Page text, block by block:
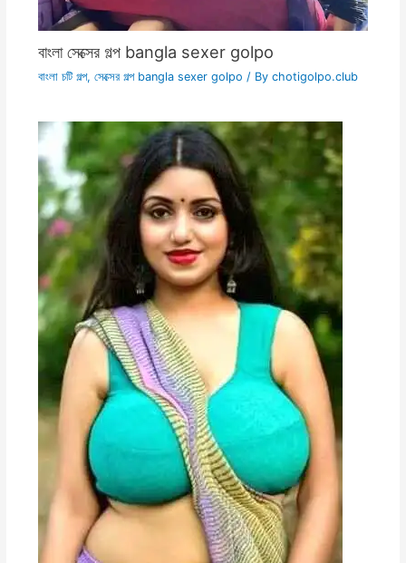
বাংলা সেক্সের গল্প bangla sexer golpo
বাংলা চটি গল্প, সেক্সের গল্প bangla sexer golpo / By chotigolpo.club